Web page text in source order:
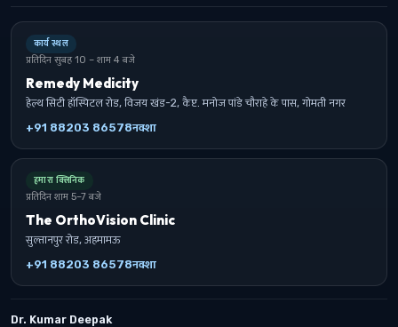
कार्य स्थल
प्रतिदिन सुबह 10 – शाम 4 बजे
Remedy Medicity
हेल्थ सिटी हॉस्पिटल रोड, विजय खंड-2, कैप्ट. मनोज पांडे चौराहे के पास, गोमती नगर
+91 88203 86578नक्शा
हमारा क्लिनिक
प्रतिदिन शाम 5–7 बजे
The OrthoVision Clinic
सुल्तानपुर रोड, अहमामऊ
+91 88203 86578नक्शा
Dr. Kumar Deepak